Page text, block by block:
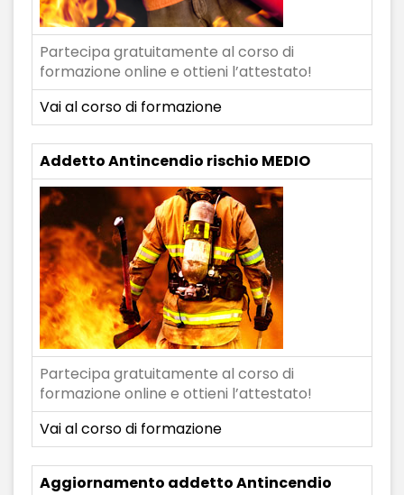
Partecipa gratuitamente al corso di
formazione online e ottieni l’attestato!
Vai al corso di formazione
Addetto Antincendio rischio MEDIO
Partecipa gratuitamente al corso di
formazione online e ottieni l’attestato!
Vai al corso di formazione
Aggiornamento addetto Antincendio